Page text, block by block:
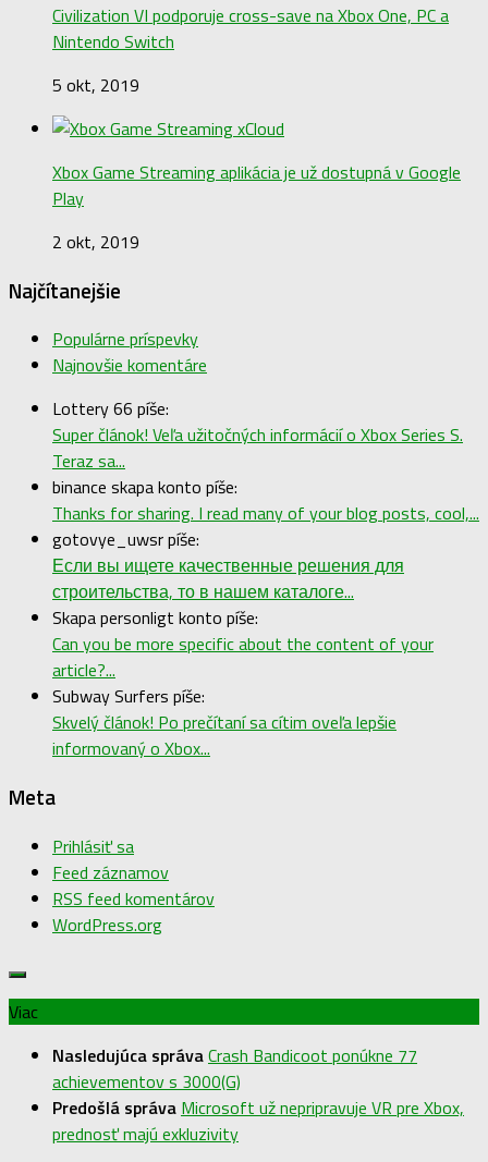
Civilization VI podporuje cross-save na Xbox One, PC a
Nintendo Switch
5 okt, 2019
Xbox Game Streaming aplikácia je už dostupná v Google
Play
2 okt, 2019
Najčítanejšie
Populárne príspevky
Najnovšie komentáre
Lottery 66 píše:
Super článok! Veľa užitočných informácií o Xbox Series S.
Teraz sa...
binance skapa konto píše:
Thanks for sharing. I read many of your blog posts, cool,...
gotovye_uwsr píše:
Если вы ищете качественные решения для
строительства, то в нашем каталоге...
Skapa personligt konto píše:
Can you be more specific about the content of your
article?...
Subway Surfers píše:
Skvelý článok! Po prečítaní sa cítim oveľa lepšie
informovaný o Xbox...
Meta
Prihlásiť sa
Feed záznamov
RSS feed komentárov
WordPress.org
Viac
Nasledujúca správaCrash Bandicoot ponúkne 77
achievementov s 3000(G)
Predošlá správa Microsoft už nepripravuje VR pre Xbox,
prednosť majú exkluzivity